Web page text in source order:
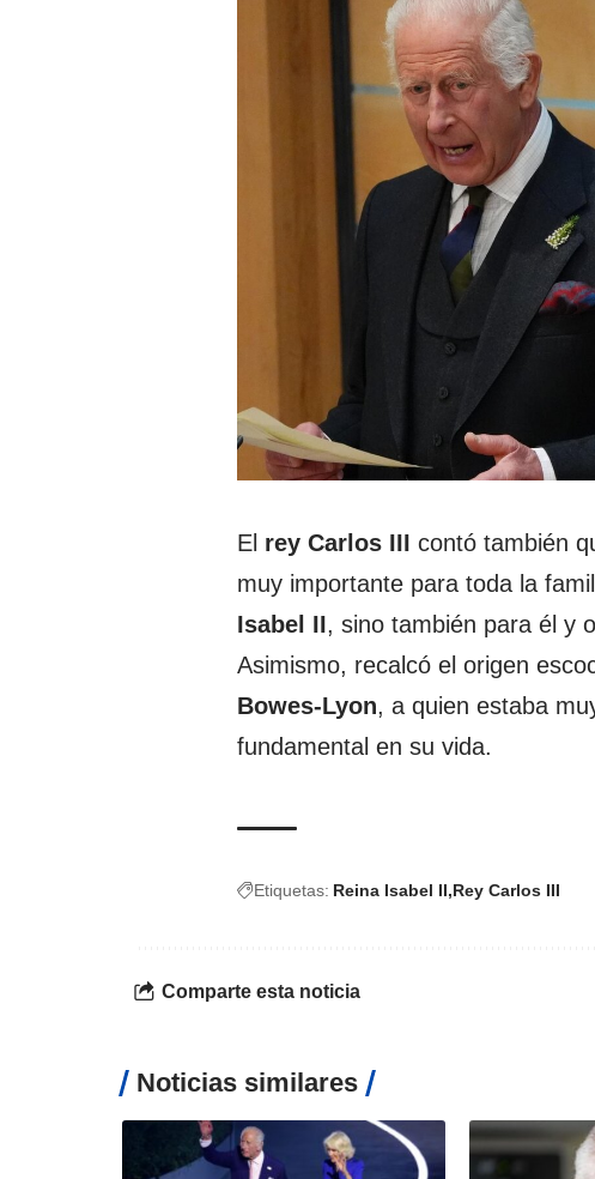
El rey Carlos III contó también
muy importante para toda la
Isabel II, sino también para él y
Asimismo, recalcó el origen
Bowes-Lyon, a quien estaba
fundamental en su vida.
Etiquetas: Reina Isabel II Rey Carlos III
Comparte esta noticia
Noticias similares